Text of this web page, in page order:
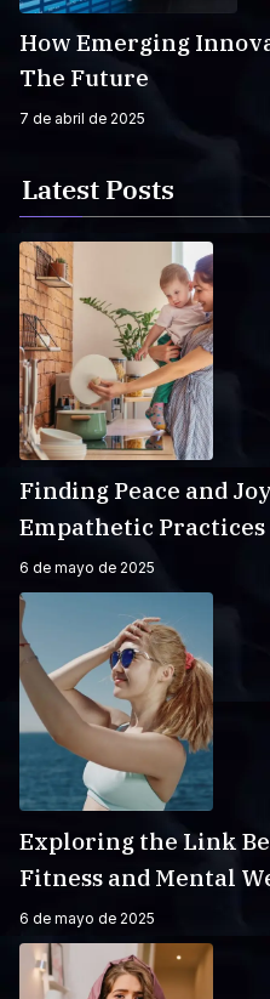
How Emerging
The Future
7 de abril de 2025
Latest Posts
Finding Peace and
Empathetic Practices
6 de mayo de 2025
Exploring the Link
Fitness and Mental
6 de mayo de 2025